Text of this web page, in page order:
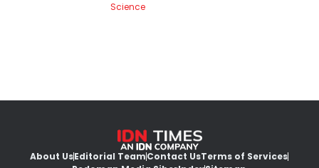
Science
About UsEditorial TeamContact UsTerms of Services